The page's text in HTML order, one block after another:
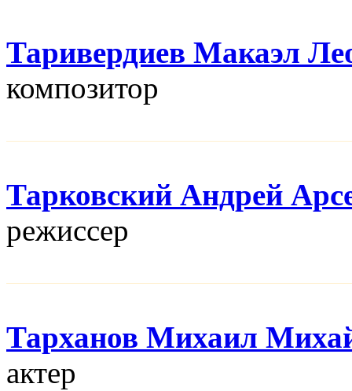
Таривердиев Макаэл
композитор
Тарковский Андрей
режисcер
Тарханов Михаил
актер